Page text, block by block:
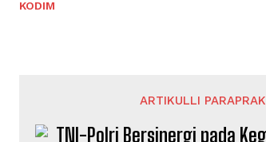
KODIM
ARTIKULLI PARAPRAK